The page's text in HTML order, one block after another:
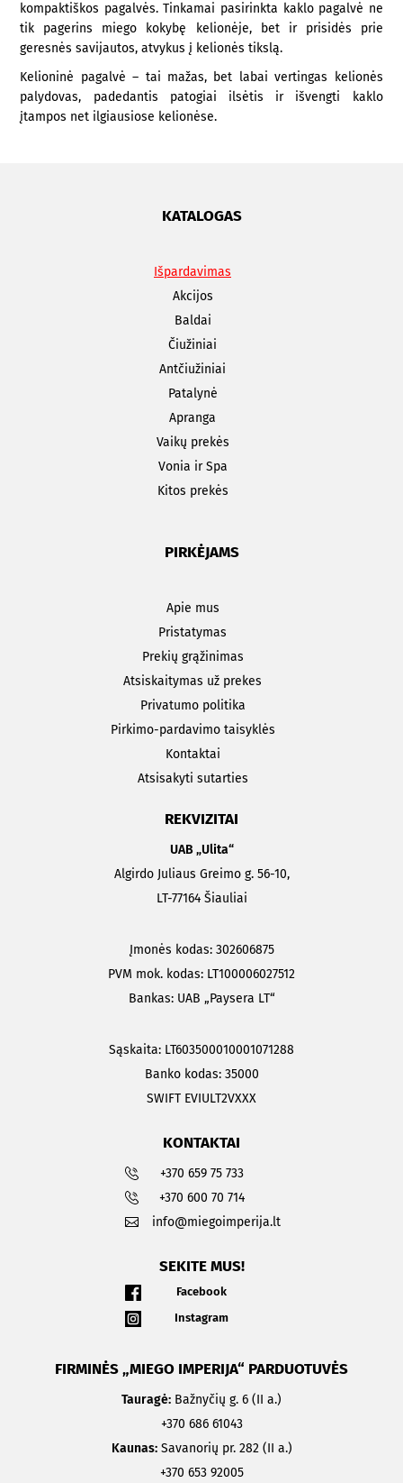
kompaktiškos pagalvės. Tinkamai pasirinkta kaklo pagalvė ne
tik pagerins miego kokybę kelionėje, bet ir prisidės prie
geresnės savijautos, atvykus į kelionės tikslą.
Kelioninė pagalvė – tai mažas, bet labai vertingas kelionės
palydovas, padedantis patogiai ilsėtis ir išvengti kaklo
įtampos net ilgiausiose kelionėse.
KATALOGAS
Išpardavimas
Akcijos
Baldai
Čiužiniai
Antčiužiniai
Patalynė
Apranga
Vaikų prekės
Vonia ir Spa
Kitos prekės
PIRKĖJAMS
Apie mus
Pristatymas
Prekių grąžinimas
Atsiskaitymas už prekes
Privatumo politika
Pirkimo-pardavimo taisyklės
Kontaktai
Atsisakyti sutarties
REKVIZITAI
UAB „Ulita“
Algirdo Juliaus Greimo g. 56-10,
LT-77164 Šiauliai
Įmonės kodas: 302606875
PVM mok. kodas: LT100006027512
Bankas: UAB „Paysera LT“
Sąskaita: LT603500010001071288
Banko kodas: 35000
SWIFT EVIULT2VXXX
KONTAKTAI
+370 659 75 733
+370 600 70 714
info@miegoimperija.lt
SEKITE MUS!
Facebook
Instagram
FIRMINĖS „MIEGO IMPERIJA“ PARDUOTUVĖS
Tauragė: Bažnyčių g. 6 (II a.)
+370 686 61043
Kaunas:Savanorių pr. 282 (II a.)
+370 653 92005